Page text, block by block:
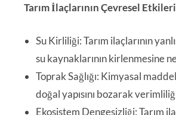
Tarım İlaçlarının Çevresel Etkileri
Su Kirliliği: Tarım ilaçlarının
su kaynaklarının kirlenmesine
Toprak Sağlığı: Kimyasal
doğal yapısını bozarak
Ekosistem Dengesizliği: Tarım